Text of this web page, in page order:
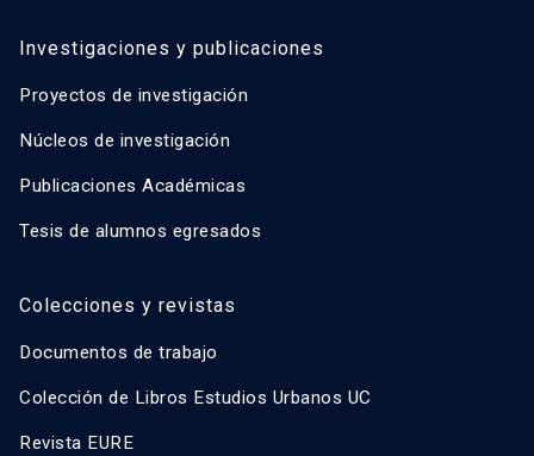
Investigaciones y publicaciones
Proyectos de investigación
Núcleos de investigación
Publicaciones Académicas
Tesis de alumnos egresados
Colecciones y revistas
Documentos de trabajo
Colección de Libros Estudios Urbanos UC
Revista EURE